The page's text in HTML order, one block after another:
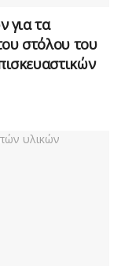
για τα
στόλου του